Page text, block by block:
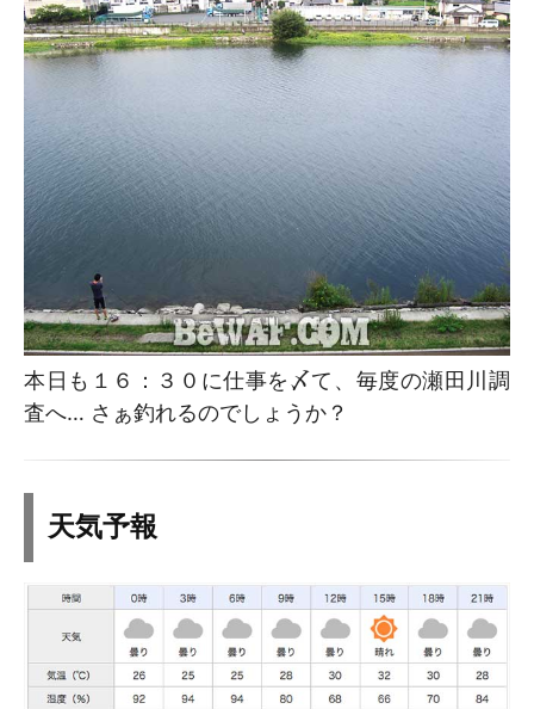
本日も１６：３０に仕事を〆て、毎度の瀬田川調
査へ… さぁ釣れるのでしょうか？
天気予報